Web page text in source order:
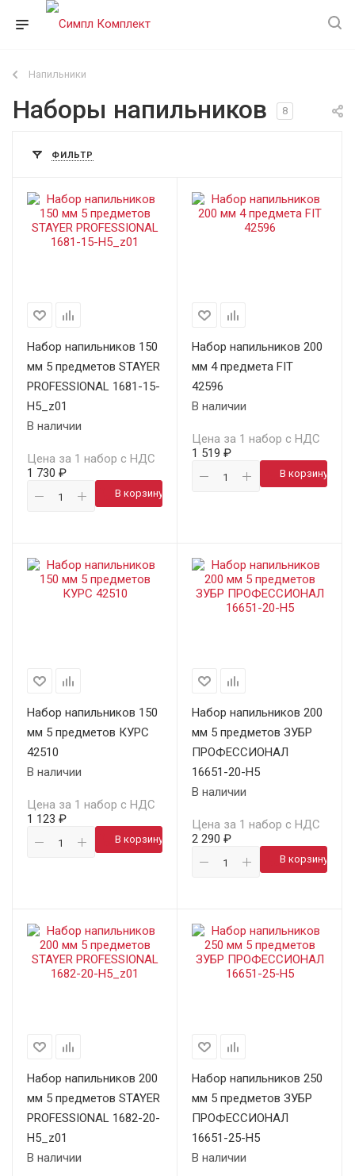
Напильники
Наборы напильников 8
ФИЛЬТР
Набор напильников 150
мм 5 предметов STAYER
PROFESSIONAL 1681-15-
H5_z01
В наличии
Цена за 1 набор с НДС
1 730 ₽
В корзину
Набор напильников 200
мм 4 предмета FIT
42596
В наличии
Цена за 1 набор с НДС
1 519 ₽
В корзину
Набор напильников 150
мм 5 предметов КУРС
42510
В наличии
Цена за 1 набор с НДС
1 123 ₽
В корзину
Набор напильников 200
мм 5 предметов ЗУБР
ПРОФЕССИОНАЛ
16651-20-H5
В наличии
Цена за 1 набор с НДС
2 290 ₽
В корзину
Набор напильников 200
мм 5 предметов STAYER
PROFESSIONAL 1682-20-
H5_z01
В наличии
Набор напильников 250
мм 5 предметов ЗУБР
ПРОФЕССИОНАЛ
16651-25-H5
В наличии